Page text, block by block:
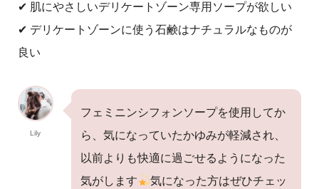
✔︎ 肌にやさしいデリケートゾーン専用ソープが欲しい
✔︎ デリケートゾーンに使う石鹸はナチュラルなものが
良い
Lily
フェミニンシフォンソープを使用してか
ら、気になっていたかゆみが軽減され、
以前よりも快適に過ごせるようになった
気がします
気になった方はぜひチェッ